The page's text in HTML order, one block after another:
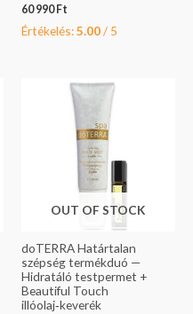
60 990Ft
Értékelés:5.00/ 5
OUT OF STOCK
doTERRA Határtalan
szépség termékduó —
Hidratáló testpermet +
Beautiful Touch
illóolaj‑keverék